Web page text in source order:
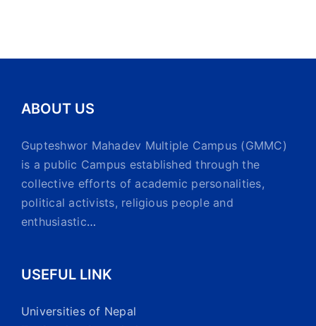
ABOUT US
Gupteshwor Mahadev Multiple Campus (GMMC)
is a public Campus established through the
collective efforts of academic personalities,
political activists, religious people and
enthusiastic…
USEFUL LINK
Universities of Nepal